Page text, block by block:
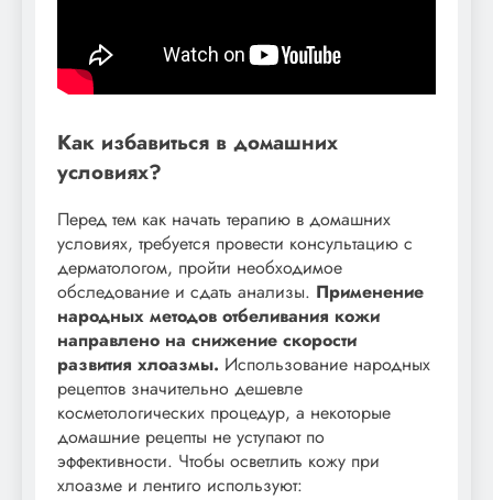
Как избавиться в домашних
условиях?
Перед тем как начать терапию в домашних
условиях, требуется провести консультацию с
дерматологом, пройти необходимое
обследование и сдать анализы. Применение
народных методов отбеливания кожи
направлено на снижение скорости
развития хлоазмы. Использование народных
рецептов значительно дешевле
косметологических процедур, а некоторые
домашние рецепты не уступают по
эффективности. Чтобы осветлить кожу при
хлоазме и лентиго используют: